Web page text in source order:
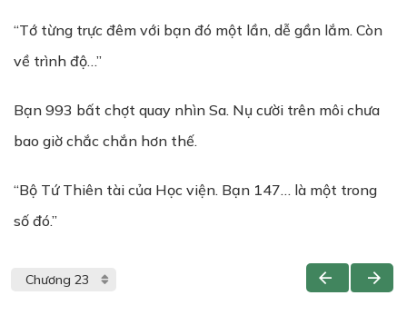
“Tớ từng trực đêm với bạn đó một lần, dễ gần lắm. Còn
về trình độ…”
Bạn 993 bất chợt quay nhìn Sa. Nụ cười trên môi chưa
bao giờ chắc chắn hơn thế.
“Bộ Tứ Thiên tài của Học viện. Bạn 147… là một trong
số đó.”